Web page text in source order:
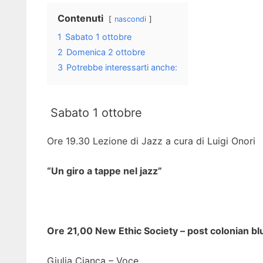
Contenuti nascondi
1 Sabato 1 ottobre
2 Domenica 2 ottobre
3 Potrebbe interessarti anche:
Sabato 1 ottobre
Ore 19.30 Lezione di Jazz a cura di Luigi Onori
“Un giro a tappe nel jazz”
Ore 21,00 New Ethic Society – post colonian
Giulia Cianca – Voce